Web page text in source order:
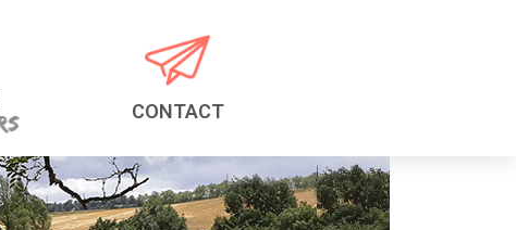
CONTACT